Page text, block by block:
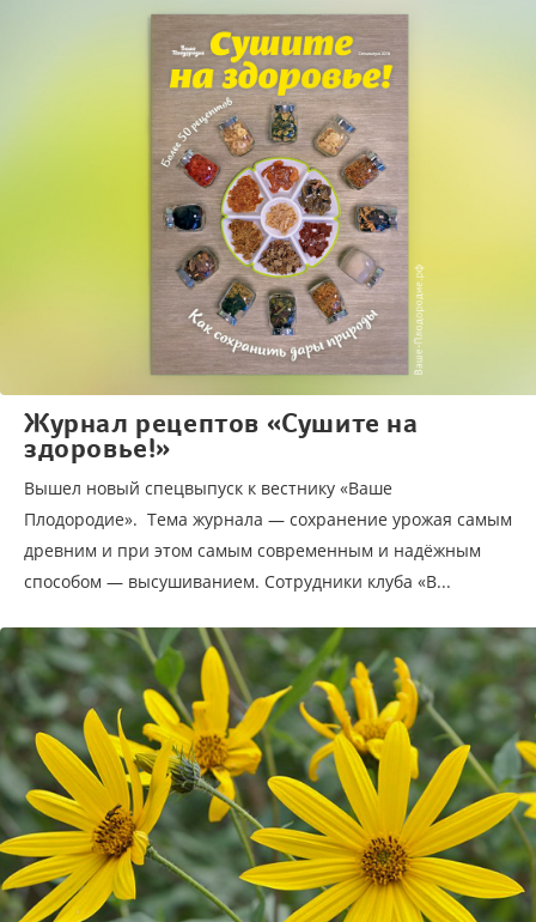
Журнал рецептов «Сушите на
здоровье!»
Вышел новый спецвыпуск к вестнику «Ваше
Плодородие». Тема журнала — сохранение урожая самым
древним и при этом самым современным и надёжным
способом — высушиванием. Сотрудники клуба «В...